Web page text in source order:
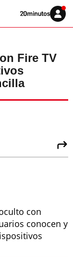
Volver
Iniciar
sesión
Fire TV
con
conocen y